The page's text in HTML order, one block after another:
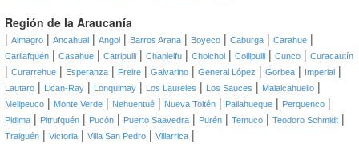
Región de la Araucanía
| Almagro | Ancahual | Angol | Barros Arana | Boyeco | Caburga | Carahue |
Carilafquén | Casahue | Catripulli | Chanlelfu | Cholchol | Collipulli | Cunco | Curacautín
| Curarrehue | Esperanza | Freire | Galvarino | General López | Gorbea | Imperial |
Lautaro | Lican-Ray | Lonquimay | Los Laureles | Los Sauces | Malalcahuello |
Melipeuco | Monte Verde | Nehuentué | Nueva Toltén | Pailahueque | Perquenco |
Pidima | Pitrufquén | Pucón | Puerto Saavedra | Purén | Temuco | Teodoro Schmidt |
Traiguén | Victoria | Villa San Pedro | Villarrica |